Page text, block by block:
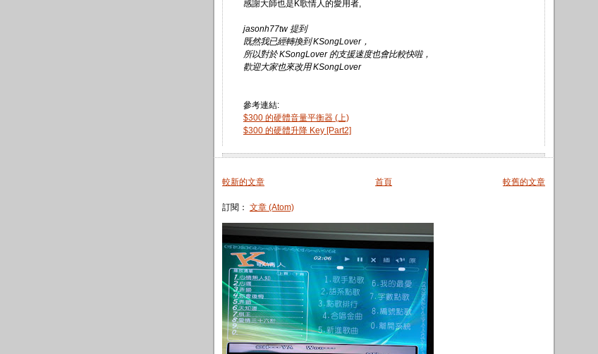
感謝大師也是K歌情人的愛用者,
jasonh77tw 提到
既然我已經轉換到 KSongLover，
所以對於 KSongLover 的支援速度也會比較快啦，
歡迎大家也來改用 KSongLover
參考連結:
$300 的硬體音量平衡器 (上)
$300 的硬體升降 Key [Part2]
較新的文章 較舊的文章
首頁
訂閱： 文章 (Atom)